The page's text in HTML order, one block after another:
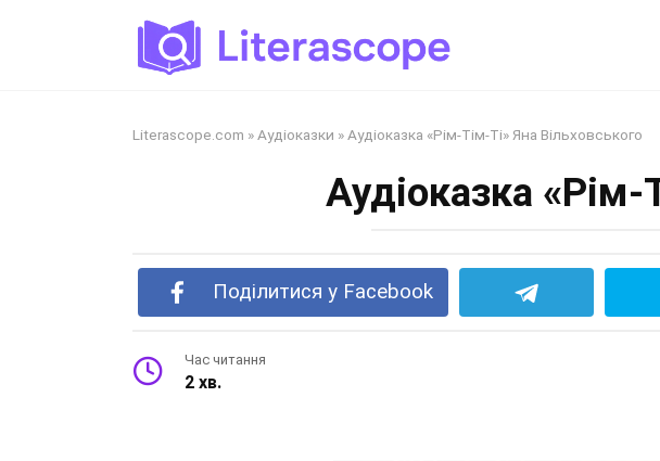
Literascope.com » Аудіоказки » Аудіоказка «Рім-Тім-Ті» Яна Вільховського
Аудіоказка «Рім-
Поділитися у Facebook
Час читання
2 хв.